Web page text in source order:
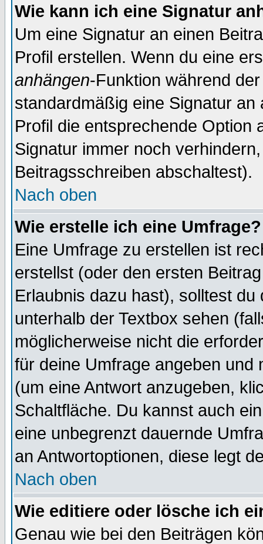
Wie kann ich eine Signatur
Um eine Signatur an einen
Profil erstellen. Wenn du eine
anhängen-Funktion während
standardmäßig eine Signatur
Profil die entsprechende Option
Signatur immer noch
Beitragsschreiben abschaltest).
Nach oben
Wie erstelle ich eine Umfrage?
Eine Umfrage zu erstellen ist
erstellst (oder den ersten
Erlaubnis dazu hast), solltest
unterhalb der Textbox sehen
möglicherweise nicht die
für deine Umfrage angeben und
(um eine Antwort anzugeben,
Schaltfläche. Du kannst auch
eine unbegrenzt dauernde
an Antwortoptionen, diese legt
Nach oben
Wie editiere oder lösche ich
Genau wie bei den Beiträgen